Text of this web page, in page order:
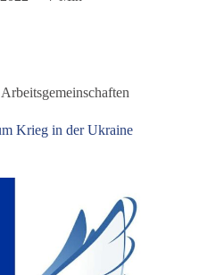
Arbeitsgemeinschaften
Krieg in der Ukraine